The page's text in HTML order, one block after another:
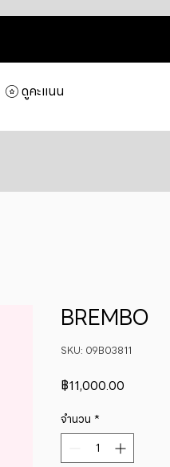
ดูคะแนน
BREMBO
SKU: 09B03811
฿11,000.00
จำนวน *